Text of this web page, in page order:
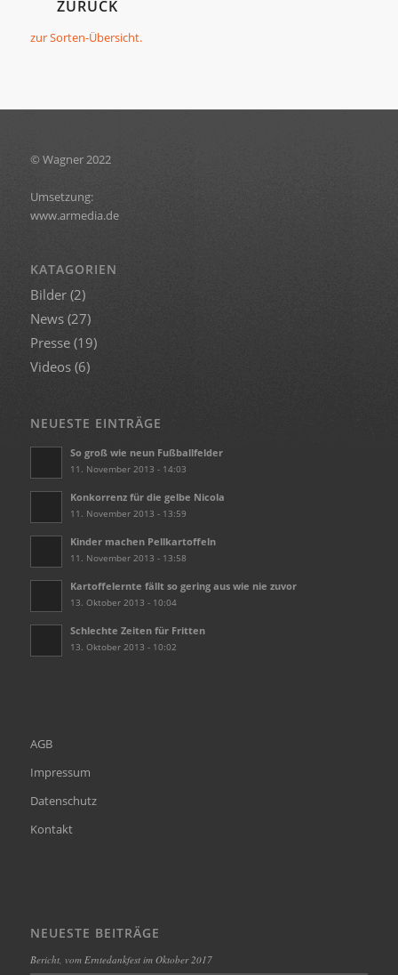
ZURÜCK
zur Sorten-Übersicht.
© Wagner 2022
Umsetzung:
www.armedia.de
KATAGORIEN
Bilder(2)
News(27)
Presse(19)
Videos(6)
NEUESTE EINTRÄGE
So groß wie neun Fußballfelder
11. November 2013 - 14:03
Konkorrenz für die gelbe Nicola
11. November 2013 - 13:59
Kinder machen Pellkartoffeln
11. November 2013 - 13:58
Kartoffelernte fällt so gering aus wie nie zuvor
13. Oktober 2013 - 10:04
Schlechte Zeiten für Fritten
13. Oktober 2013 - 10:02
AGB
Impressum
Datenschutz
Kontakt
NEUESTE BEITRÄGE
Bericht, vom Erntedankfest im Oktober 2017